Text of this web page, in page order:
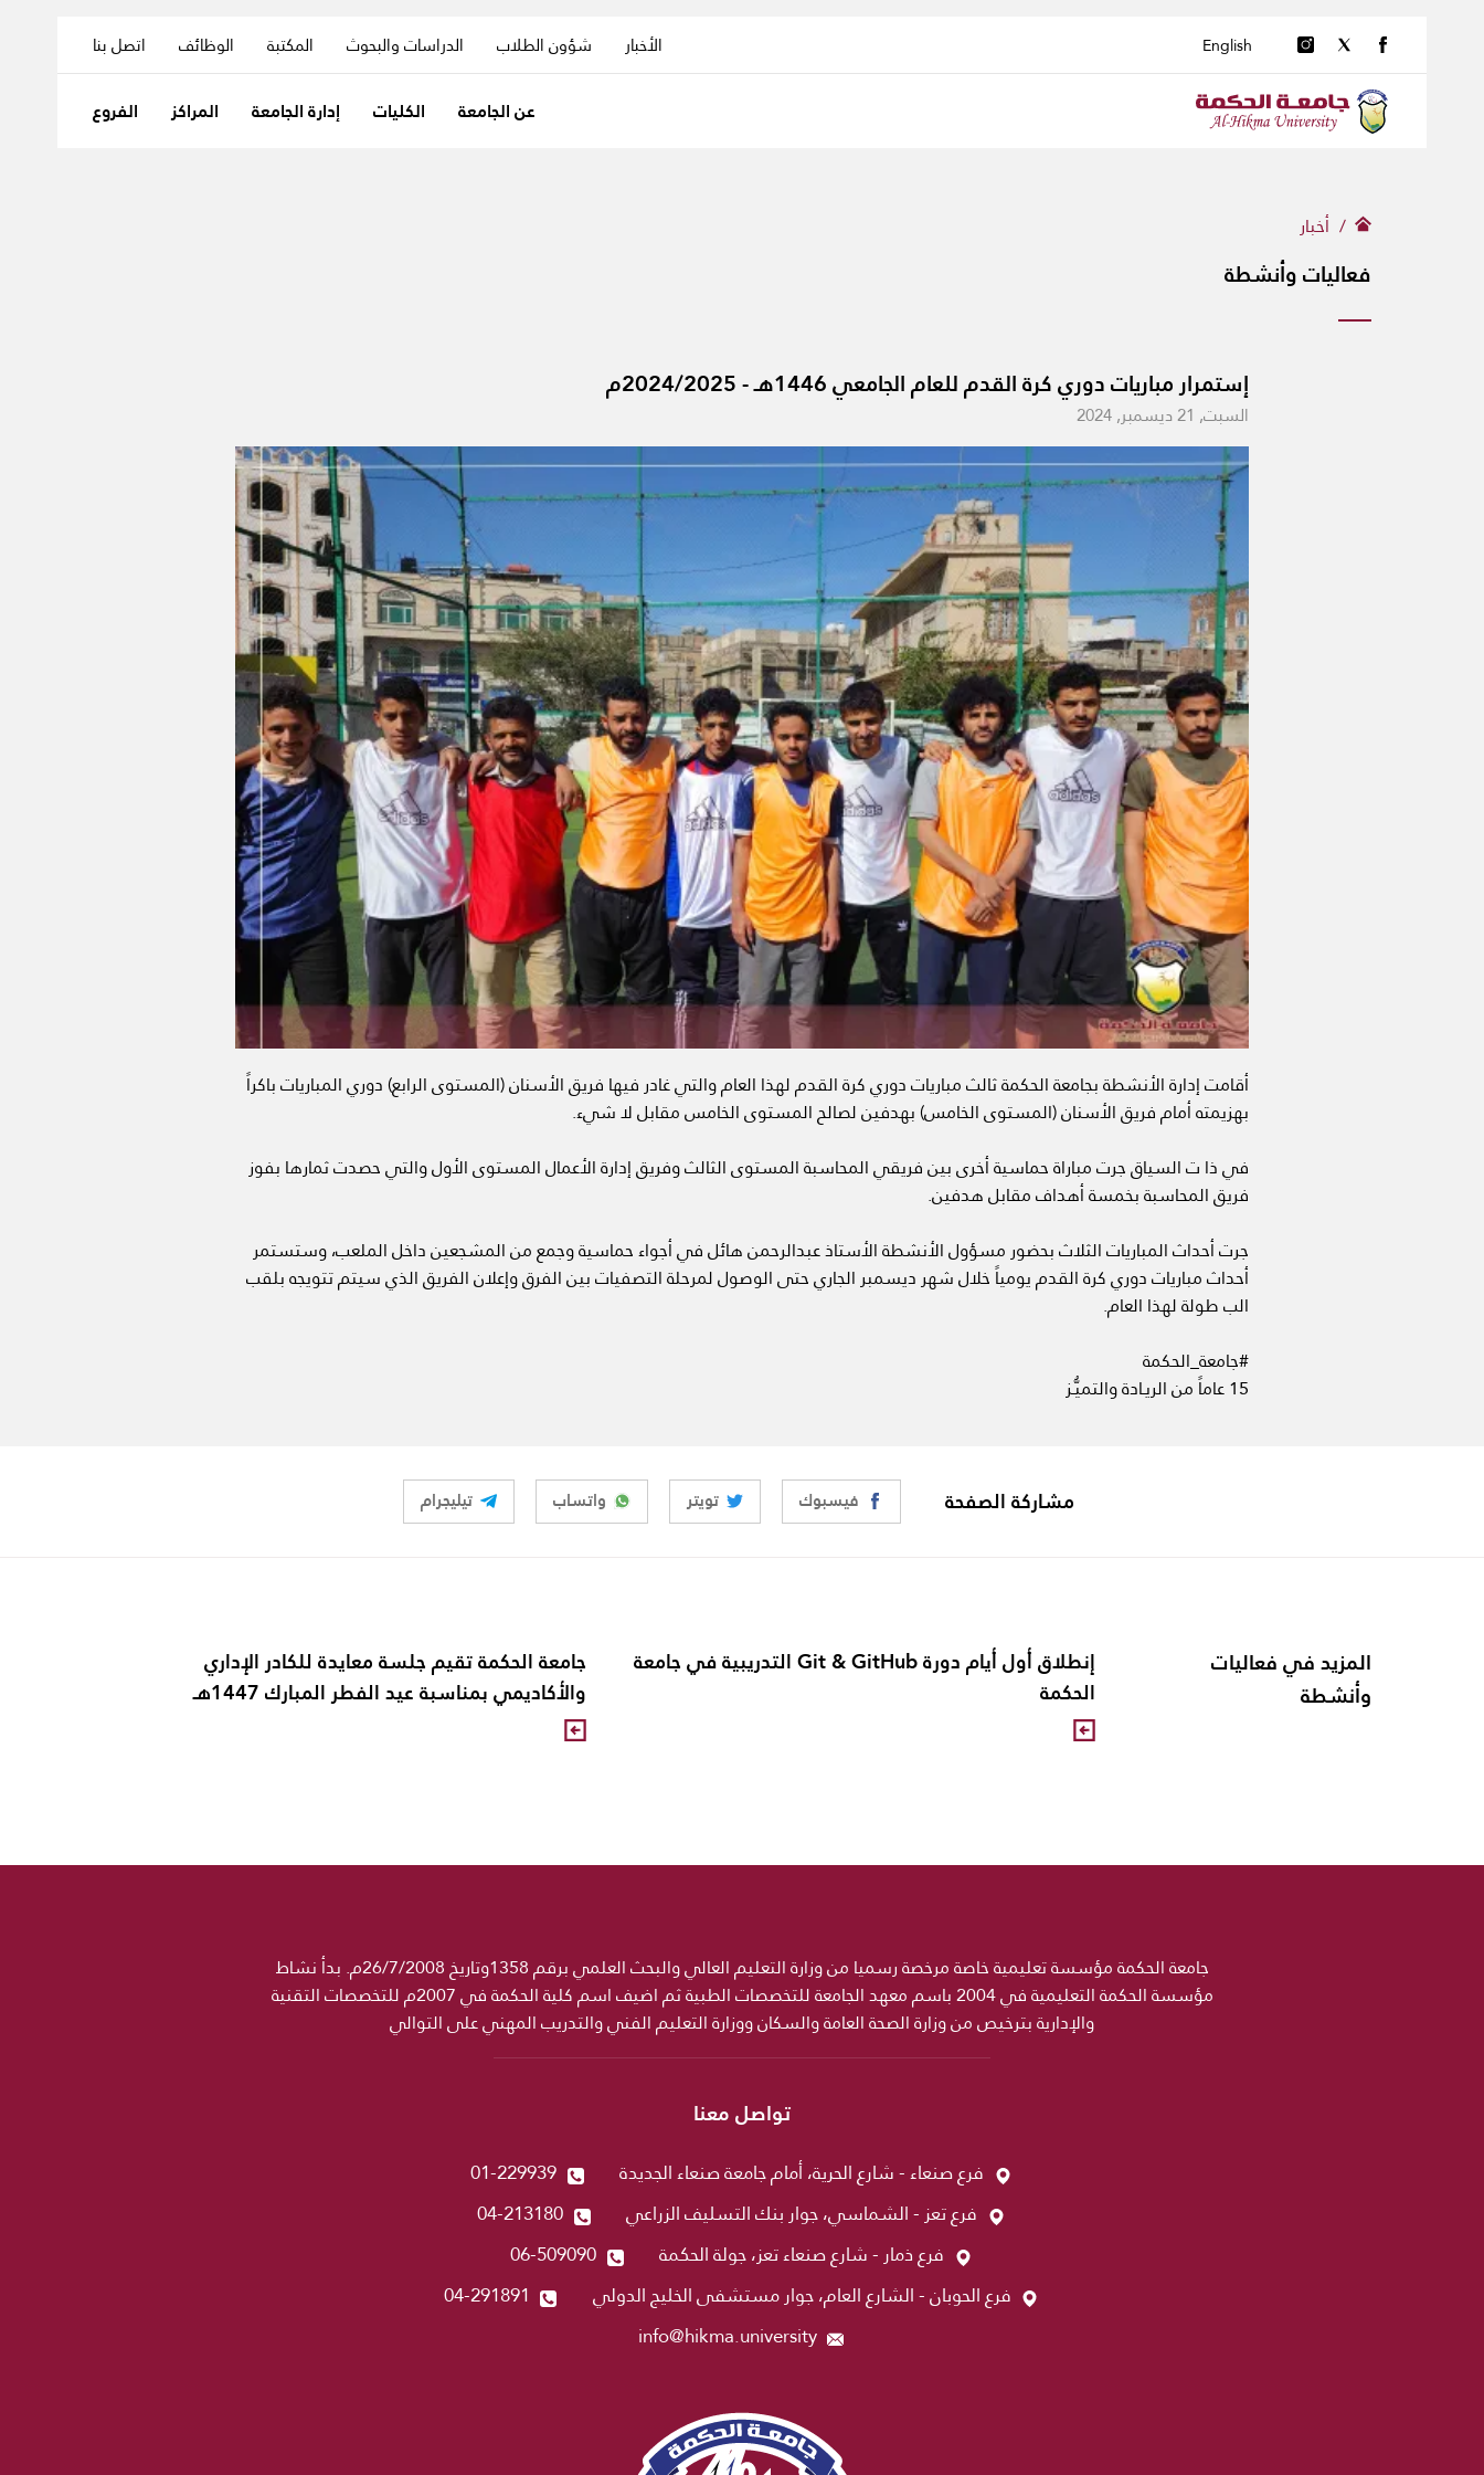
English الأخبار شؤون الطلاب الدراسات والبحوث المكتبة الوظائف اتصل بنا
عن الجامعة الكليات إدارة الجامعة المراكز الفروع
أخبار
فعاليات وأنشطة
إستمرار مباريات دوري كرة القدم للعام الجامعي 1446هـ - 2024/2025م
السبت, 21 ديسمبر, 2024
أقامت إدارة الأنشطة بجامعة الحكمة ثالث مباريات دوري كرة القدم لهذا العام والتي غادر فيها فريق الأسنان (المستوى الرابع) دوري المباريات باكراً
بهزيمته أمام فريق الأسنان (المستوى الخامس) بهدفين لصالح المستوى الخامس مقابل لا شيء.
في ذا ت السياق جرت مباراة حماسية أخرى بين فريقي المحاسبة المستوى الثالث وفريق إدارة الأعمال المستوى الأول والتي حصدت ثمارها بفوز
فريق المحاسبة بخمسة أهداف مقابل هدفين.
جرت أحداث المباريات الثلاث بحضور مسؤول الأنشطة الأستاذ عبدالرحمن هائل في أجواء حماسية وجمع من المشجعين داخل الملعب، وستستمر
أحداث مباريات دوري كرة القدم يومياً خلال شهر ديسمبر الجاري حتى الوصول لمرحلة التصفيات بين الفرق وإعلان الفريق الذي سيتم تتويجه بلقب
الب طولة لهذا العام.
#جامعة_الحكمة
15 عاماً من الريـادة والتميُّـز
مشاركة الصفحة فيسبوك تويتر واتساب تيليجرام
المزيد في فعاليات
وأنشطة
إنطلاق أول أيام دورة Git & GitHub التدريبية في جامعة
الحكمة
جامعة الحكمة تقيم جلسة معايدة للكادر الإداري
والأكاديمي بمناسبة عيد الفطر المبارك 1447هـ
جامعة الحكمة مؤسسة تعليمية خاصة مرخصة رسميا من وزارة التعليم العالي والبحث العلمي برقم 1358وتاريخ 26/7/2008م. بدأ نشاط
مؤسسة الحكمة التعليمية في 2004 باسم معهد الجامعة للتخصصات الطبية ثم اضيف اسم كلية الحكمة في 2007م للتخصصات التقنية
والإدارية بترخيص من وزارة الصحة العامة والسكان ووزارة التعليم الفني والتدريب المهني على التوالي
تواصل معنا
فرع صنعاء - شارع الحرية، أمام جامعة صنعاء الجديدة
01-229939
فرع تعز - الشماسي، جوار بنك التسليف الزراعي
04-213180
فرع ذمار - شارع صنعاء تعز، جولة الحكمة
06-509090
فرع الحوبان - الشارع العام، جوار مستشفى الخليج الدولي
04-291891
info@hikma.university